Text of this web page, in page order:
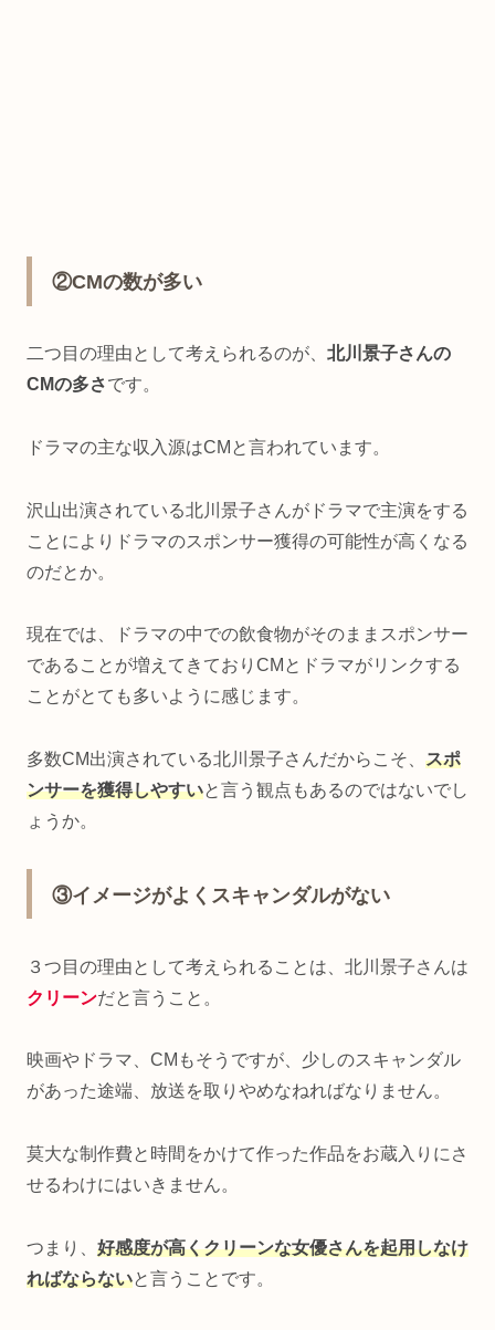
②CMの数が多い
二つ目の理由として考えられるのが、 北川景子さんの
CMの多さです。
ドラマの主な収入源はCMと言われています。
沢山出演されている北川景子さんがドラマで主演をする
ことによりドラマのスポンサー獲得の可能性が高くなる
のだとか。
現在では、ドラマの中での飲食物がそのままスポンサー
であることが増えてきておりCMとドラマがリンクする
ことがとても多いように感じます。
多数CM出演されている北川景子さんだからこそ、 スポ
ンサーを獲得しやすいと言う観点もあるのではないでし
ょうか。
③イメージがよくスキャンダルがない
３つ目の理由として考えられることは、北川景子さんは
クリーンだと言うこと。
映画やドラマ、CMもそうですが、少しのスキャンダル
があった途端、放送を取りやめなねればなりません。
莫大な制作費と時間をかけて作った作品をお蔵入りにさ
せるわけにはいきません。
つまり、 好感度が高くクリーンな女優さんを起用しなけ
ればならないと言うことです。